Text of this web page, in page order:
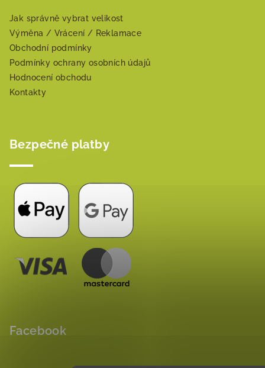
Jak správně vybrat velikost
Výměna / Vrácení / Reklamace
Obchodní podmínky
Podmínky ochrany osobních údajů
Hodnocení obchodu
Kontakty
Bezpečné platby
Facebook